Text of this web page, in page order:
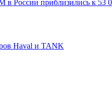
России приблизились к